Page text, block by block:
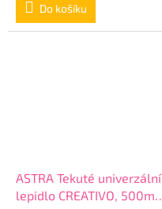
Do košíku
ASTRA Tekuté univerzální
lepidlo CREATIVO, 500ml,